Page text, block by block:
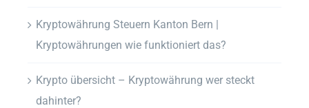
Kryptowährung Steuern Kanton Bern |
Kryptowährungen wie funktioniert das?
Krypto übersicht – Kryptowährung wer steckt
dahinter?